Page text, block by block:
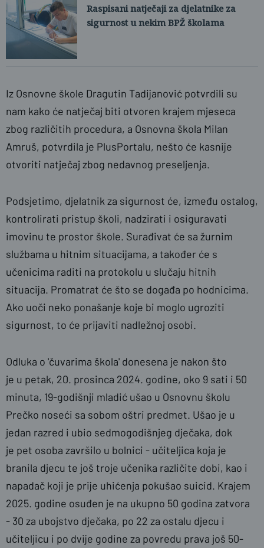
Raspisani natječaji za djelatnike za
sigurnost u nekim BPŽ školama
Iz Osnovne škole Dragutin Tadijanović potvrdili su
nam kako će natječaj biti otvoren krajem mjeseca
zbog različitih procedura, a Osnovna škola Milan
Amruš, potvrdila je PlusPortalu, nešto će kasnije
otvoriti natječaj zbog nedavnog preseljenja.
Podsjetimo, djelatnik za sigurnost će, između ostalog,
kontrolirati pristup školi, nadzirati i osiguravati
imovinu te prostor škole. Surađivat će sa žurnim
službama u hitnim situacijama, a također će s
učenicima raditi na protokolu u slučaju hitnih
situacija. Promatrat će što se događa po hodnicima.
Ako uoči neko ponašanje koje bi moglo ugroziti
sigurnost, to će prijaviti nadležnoj osobi.
Odluka o 'čuvarima škola' donesena je nakon što
je u petak, 20. prosinca 2024. godine, oko 9 sati i 50
minuta, 19-godišnji mladić ušao u Osnovnu školu
Prečko noseći sa sobom oštri predmet. Ušao je u
jedan razred i ubio sedmogodišnjeg dječaka, dok
je pet osoba završilo u bolnici - učiteljica koja je
branila djecu te još troje učenika različite dobi, kao i
napadač koji je prije uhićenja pokušao suicid. Krajem
2025. godine osuđen je na ukupno 50 godina zatvora
- 30 za ubojstvo dječaka, po 22 za ostalu djecu i
učiteljicu i po dvije godine za povredu prava još 50-